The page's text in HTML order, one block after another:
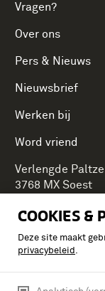
COOKIES &
Deze site maakt
privacybeleid .
Vragen?
Over ons
Pers & Nieuws
Nieuwsbrief
Werken bij
Word vriend
Verlengde
3768 MX Soest
Onderdeel van